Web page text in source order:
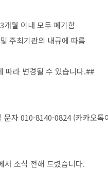
3개월 이내 모두 폐기함
주최기관의 내규에 따름
따라 변경될 수 있습니다.##
문자010-8140-0824 (카카오톡
서 소식 전해 드렸습니다.